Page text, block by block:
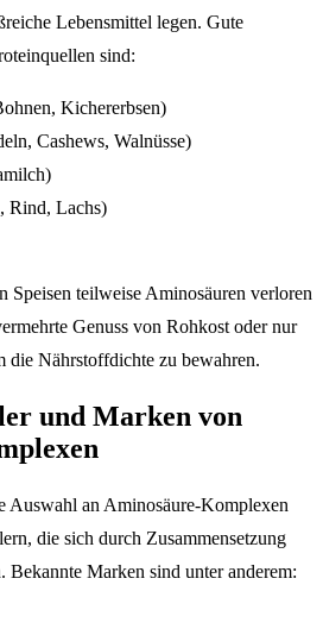
Lebensmittel legen. Gute
sind:
Kichererbsen)
Cashews, Walnüsse)
Rind, Lachs)
Speisen teilweise Aminosäuren verloren
Genuss von Rohkost oder nur
die Nährstoffdichte zu bewahren.
und Marken von
Auswahl an Aminosäure-Komplexen
die sich durch Zusammensetzung
Bekannte Marken sind unter anderem: